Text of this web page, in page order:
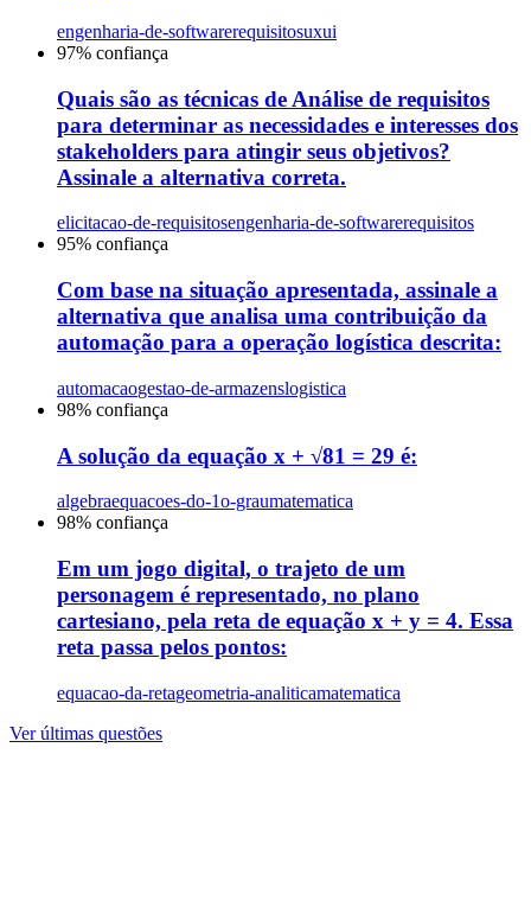
engenharia-de-softwarerequisitosuxui
97% confiança
Quais são as técnicas de Análise de requisitos
para determinar as necessidades e interesses dos
stakeholders para atingir seus objetivos?
Assinale a alternativa correta.
elicitacao-de-requisitosengenharia-de-softwarerequisitos
95% confiança
Com base na situação apresentada, assinale a
alternativa que analisa uma contribuição da
automação para a operação logística descrita:
automacaogestao-de-armazenslogistica
98% confiança
A solução da equação x + √81 = 29 é:
algebraequacoes-do-1o-graumatematica
98% confiança
Em um jogo digital, o trajeto de um
personagem é representado, no plano
cartesiano, pela reta de equação x + y = 4. Essa
reta passa pelos pontos:
equacao-da-retageometria-analiticamatematica
Ver últimas questões